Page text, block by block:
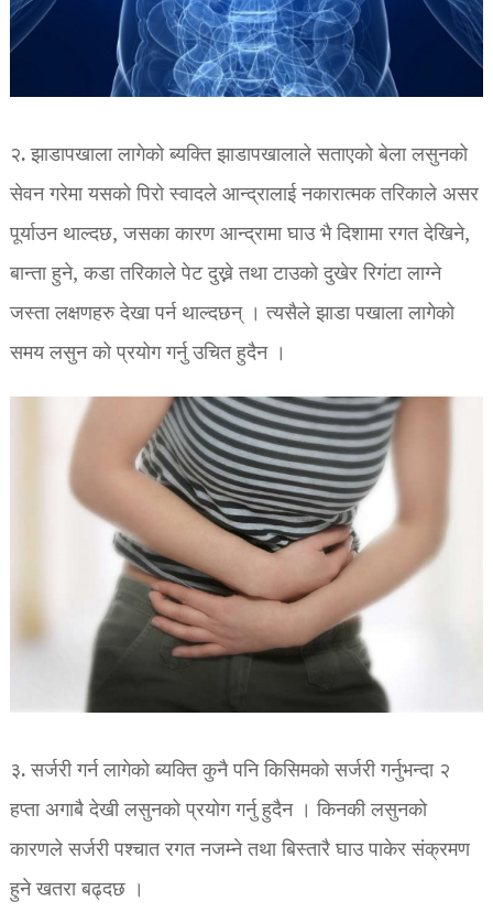
२. झाडापखाला लागेको ब्यक्तिझाडापखालाले सताएको बेला लसुनको
सेवन गरेमा यसको पिरो स्वादले आन्द्रालाई नकारात्मक तरिकाले असर
पूर्याउन थाल्दछ, जसका कारण आन्द्रामा घाउ भै दिशामा रगत देखिने,
बान्ता हुने, कडा तरिकाले पेट दुख्ने तथा टाउको दुखेर रिगंटा लाग्ने
जस्ता लक्षणहरु देखा पर्न थाल्दछन् । त्यसैले झाडा पखाला लागेको
समय लसुन को प्रयोग गर्नु उचित हुदैन ।
३. सर्जरी गर्न लागेको ब्यक्तिकुनै पनि किसिमको सर्जरी गर्नुभन्दा २
हप्ता अगाबै देखी लसुनको प्रयोग गर्नु हुदैन । किनकी लसुनको
कारणले सर्जरी पश्चात रगत नजम्ने तथा बिस्तारै घाउ पाकेर संक्रमण
हुने खतरा बढ्दछ ।